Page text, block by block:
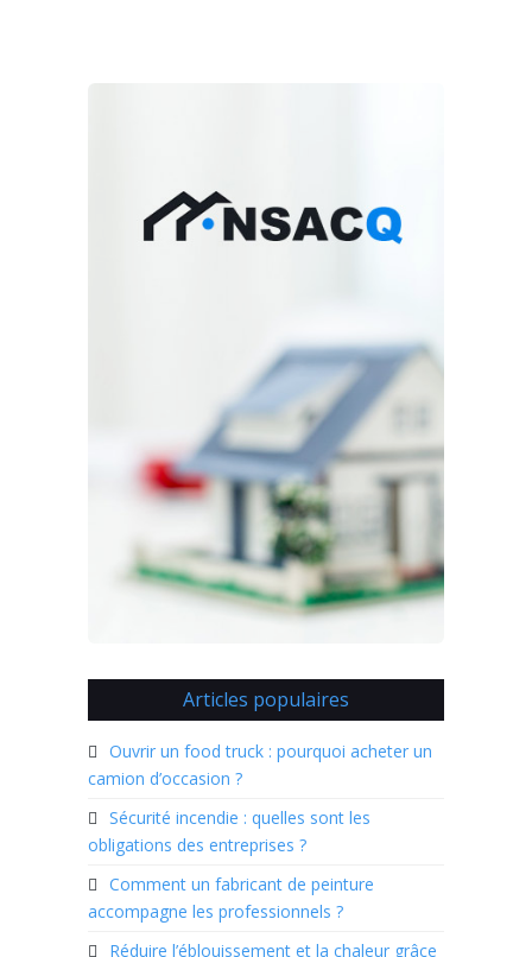
Articles populaires
Ouvrir un food truck : pourquoi acheter un
camion d’occasion ?
Sécurité incendie : quelles sont les
obligations des entreprises ?
Comment un fabricant de peinture
accompagne les professionnels ?
Réduire l’éblouissement et la chaleur grâce